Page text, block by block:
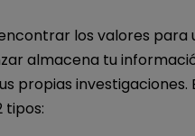
los valores para
almacena tu
propias investigaciones.
tipos: